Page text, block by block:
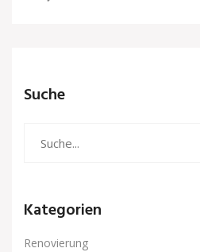
Suche
Kategorien
Renovierung